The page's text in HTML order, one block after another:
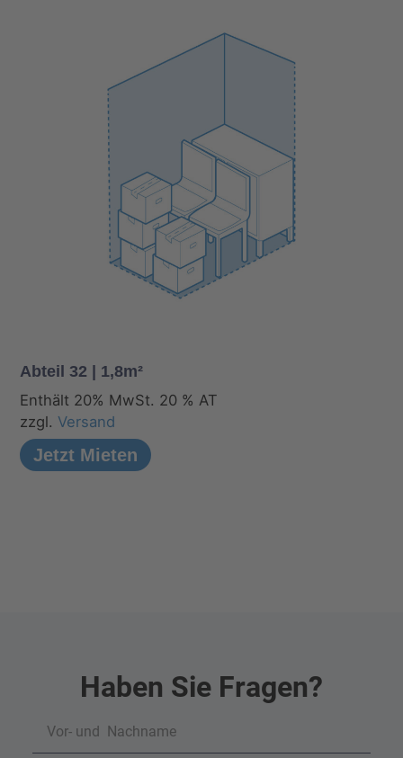
Abteil 32 | 1,8m²
Enthält 20% MwSt. 20 % AT
zzgl.Versand
Jetzt Mieten
Haben Sie Fragen?